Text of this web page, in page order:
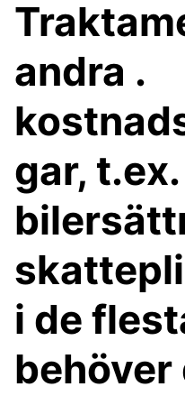
andra .
gar, t.ex.
i de
behöver